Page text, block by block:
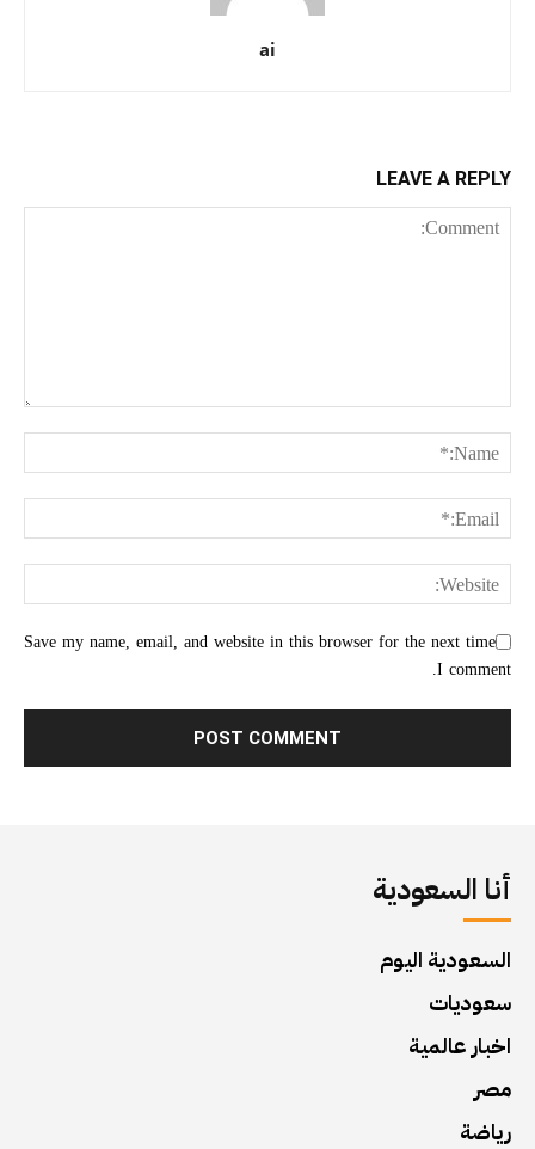
ai
LEAVE A REPLY
Save my name, email, and website in this browser for the next time
I comment.
أنا السعودية
السعودية اليوم
سعوديات
اخبار عالمية
مصر
رياضة